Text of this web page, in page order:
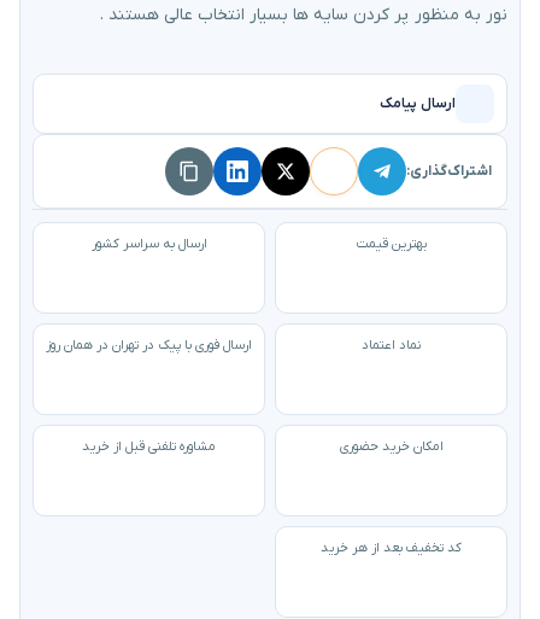
نور به منظور پر کردن سایه ها بسیار انتخاب عالی هستند .
ارسال پیامک
اشتراک‌گذاری:
بهترین قیمت ارسال به سراسر کشور
نماد اعتماد ارسال فوری با پیک در تهران در همان روز
امکان خرید حضوری مشاوره تلفنی قبل از خرید
کد تخفیف بعد از هر خرید